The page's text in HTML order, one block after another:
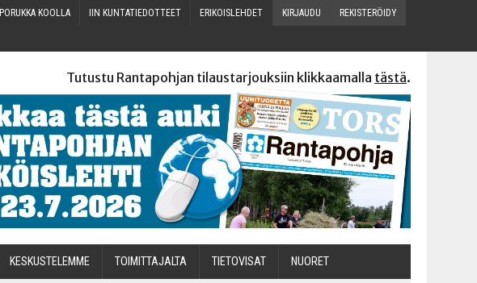
PORUK­KA KOOLLA IIN KUN­TA­TIE­DOT­TEET ERI­KOIS­LEH­DET KIR­JAU­DU REKIS­TE­RÖI­DY
Tutustu Rantapohjan tilaustarjouksiin klikkaamalla tästä.
KES­KUS­TE­LEM­ME TOI­MIT­TA­JAL­TA TIETOVISAT NUO­RET